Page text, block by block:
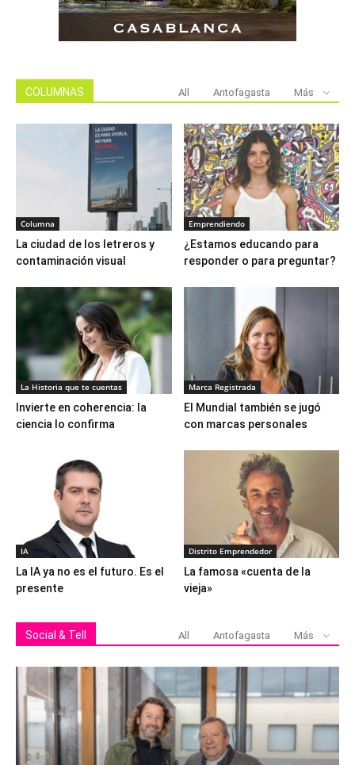
COLUMNAS All Antofagasta Más
Columna
La ciudad de los letreros y
contaminación visual
Emprendiendo
¿Estamos educando para
responder o para preguntar?
La Historia que te cuentas
Invierte en coherencia: la
ciencia lo confirma
Marca Registrada
El Mundial también se jugó
con marcas personales
IA
La IA ya no es el futuro. Es el
presente
Distrito Emprendedor
La famosa «cuenta de la
vieja»
Social & Tell All Antofagasta Más